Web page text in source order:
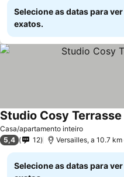
Selecione as datas para
exatos.
Casa/apartamento inteiro
Studio Cosy
5,4 12 Versailles, a 10.7
Selecione as datas para